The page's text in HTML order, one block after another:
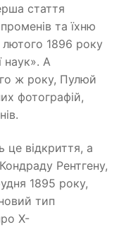
стаття
та їхню
лютого 1896 року
наук». А
ж року, Пулюй
фотографій,
відкриття, а
Рентгену,
1895 року,
тип
Х-